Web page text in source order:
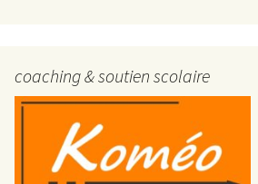
coaching & soutien scolaire